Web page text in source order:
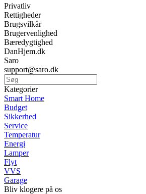
Privatliv
Rettigheder
Brugsvilkår
Brugervenlighed
Bæredygtighed
DanHjem.dk
Saro
support@saro.dk
Kategorier
Smart Home
Budget
Sikkerhed
Service
Temperatur
Energi
Lamper
Flyt
VVS
Garage
Bliv klogere på os